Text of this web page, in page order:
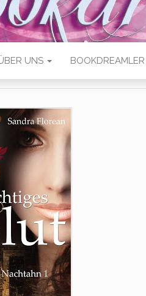
UNS